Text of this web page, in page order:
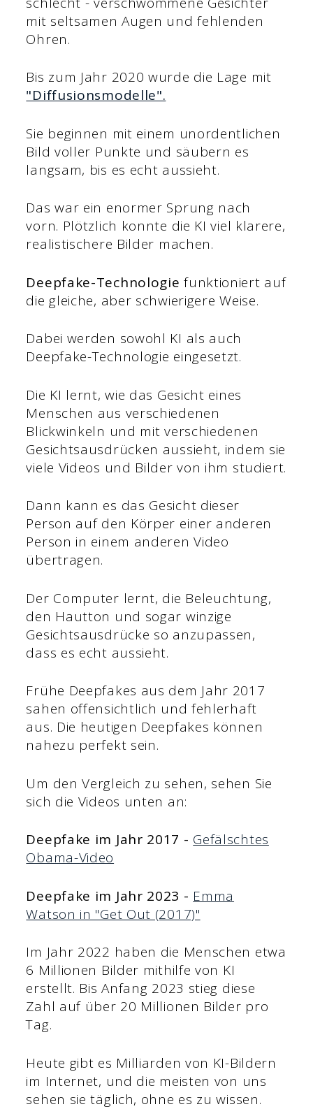
mit seltsamen Augen und fehlenden
Ohren.
Bis zum Jahr 2020 wurde die Lage mit
"Diffusionsmodelle".
Sie beginnen mit einem unordentlichen
Bild voller Punkte und säubern es
langsam, bis es echt aussieht.
Das war ein enormer Sprung nach
vorn. Plötzlich konnte die KI viel klarere,
realistischere Bilder machen.
Deepfake-Technologie funktioniert auf
die gleiche, aber schwierigere Weise.
Dabei werden sowohl KI als auch
Deepfake-Technologie eingesetzt.
Die KI lernt, wie das Gesicht eines
Menschen aus verschiedenen
Blickwinkeln und mit verschiedenen
Gesichtsausdrücken aussieht, indem sie
viele Videos und Bilder von ihm studiert.
Dann kann es das Gesicht dieser
Person auf den Körper einer anderen
Person in einem anderen Video
übertragen.
Der Computer lernt, die Beleuchtung,
den Hautton und sogar winzige
Gesichtsausdrücke so anzupassen,
dass es echt aussieht.
Frühe Deepfakes aus dem Jahr 2017
sahen offensichtlich und fehlerhaft
aus. Die heutigen Deepfakes können
nahezu perfekt sein.
Um den Vergleich zu sehen, sehen Sie
sich die Videos unten an:
Deepfake im Jahr 2017 - Gefälschtes
Obama-Video
Deepfake im Jahr 2023 - Emma
Watson in "Get Out (2017)"
Im Jahr 2022 haben die Menschen etwa
6 Millionen Bilder mithilfe von KI
erstellt. Bis Anfang 2023 stieg diese
Zahl auf über 20 Millionen Bilder pro
Tag.
Heute gibt es Milliarden von KI-Bildern
im Internet, und die meisten von uns
sehen sie täglich, ohne es zu wissen.